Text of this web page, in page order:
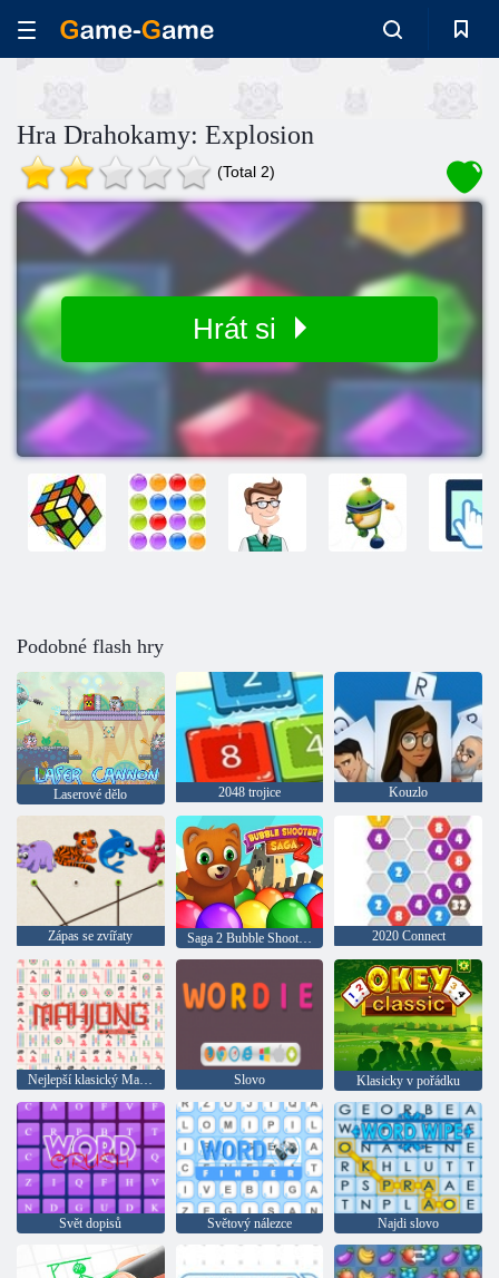
Hra Drahokamy: Explosion
(Total 2)
Hrát si
Podobné flash hry
Laserové dělo 2048 trojice Kouzlo
Zápas se zvířaty Saga 2 Bubble Shooter 2 2020 Connect
Nejlepší klasický Mahjong Slovo Klasicky v pořádku
Svět dopisů Světový nálezce Najdi slovo